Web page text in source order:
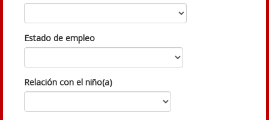
Estado de empleo
Relación con el niño(a)